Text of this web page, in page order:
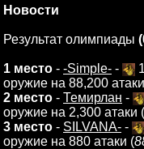
Новости
Результат олимпиады
1 место - -Simple- -
оружие на 88,200
2 место - Темирлан -
оружие на 2,300 атаки (
3 место - SILVANA- -
оружие на 880 атаки (